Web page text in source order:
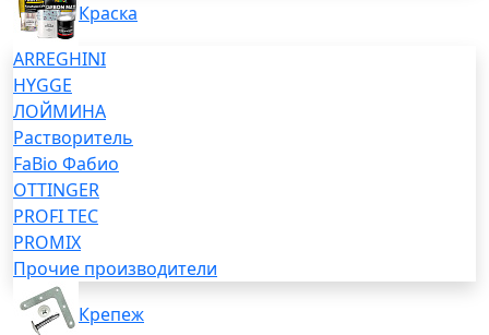
Краска
ARREGHINI
HYGGE
ЛОЙМИНА
Растворитель
FaBio Фабио
OTTINGER
PROFI TEC
PROMIX
Прочие производители
Крепеж